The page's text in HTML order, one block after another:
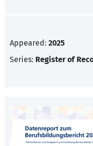
Appeared: 2025
Series: Register of